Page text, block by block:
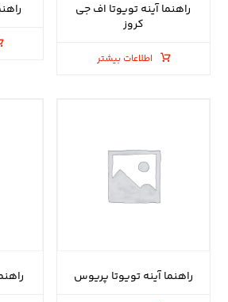
راهنما آینه تویوتا اف جی
کروز
اطلاعات بیشتر
راهنما آینه تویوتا پریوس